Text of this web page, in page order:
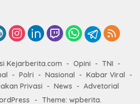
Kejarberita.com Opini
TNI
Polri Nasional
Kabar Viral
Privasi News
Advetorial
- Theme: wpberita.